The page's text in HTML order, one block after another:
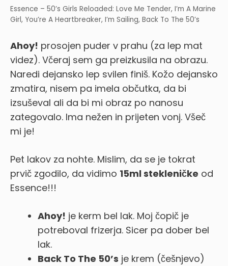
Essence – 50’s Girls Reloaded: Love Me Tender, I’m A Marine
Girl, You’re A Heartbreaker, I’m Sailing, Back To The 50’s
Ahoy! prosojen puder v prahu (za lep mat
videz). Včeraj sem ga preizkusila na obrazu.
Naredi dejansko lep svilen finiš. Kožo dejansko
zmatira, nisem pa imela občutka, da bi
izsuševal ali da bi mi obraz po nanosu
zategovalo. Ima nežen in prijeten vonj. Všeč
mi je!
Pet lakov za nohte. Mislim, da se je tokrat
prvič zgodilo, da vidimo 15ml stekleničke od
Essence!!!
Ahoy! je kerm bel lak. Moj čopič je
potreboval frizerja. Sicer pa dober bel
lak.
Back To The 50’s je krem (češnjevo)